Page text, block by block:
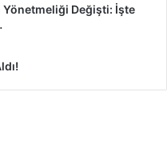
Yönetmeliği Değişti: İşte